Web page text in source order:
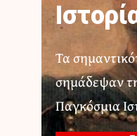
Τα
σημάδεψαν
Παγκόσμια